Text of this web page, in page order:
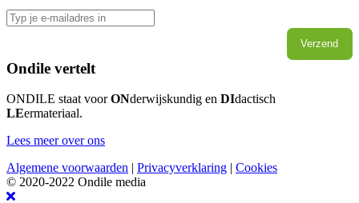
Verzend
Ondile vertelt
ONDILE staat voorONderwijskundig en DIdactisch
LEermateriaal.
Lees meer over ons
Algemene voorwaarden | Privacyverklaring | Cookies
© 2020-2022 Ondile media